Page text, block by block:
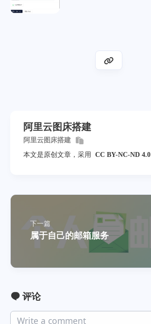
阿里云图床搭建
阿里云图床搭建
本文是原创文章，采用
CC BY-NC-ND 4.0
下一篇
属于自己的邮箱服务
评论